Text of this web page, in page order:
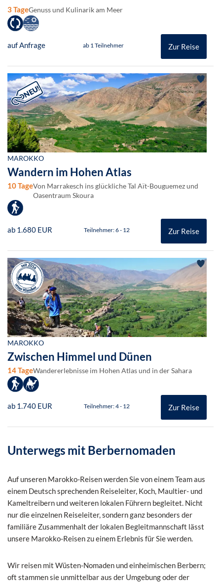
3 TageGenuss und Kulinarik am Meer
auf Anfrage ab 1 Teilnehmer Zur Reise
MAROKKO
Wandern im Hohen Atlas
10 TageVon Marrakesch ins glückliche Tal Aït-Bouguemez und
Oasentraum Skoura
ab 1.680 EUR Teilnehmer: 6 - 12 Zur Reise
MAROKKO
Zwischen Himmel und Dünen
14 TageWandererlebnisse im Hohen Atlas und in der Sahara
ab 1.740 EUR Teilnehmer: 4 - 12 Zur Reise
Unterwegs mit Berbernomaden
Auf unseren Marokko-Reisen werden Sie von einem Team aus
einem Deutsch sprechenden Reiseleiter, Koch, Maultier- und
Kameltreibern und weiteren lokalen Führern begleitet. Nicht
nur die einzelnen Reiseleiter, sondern ganz besonders der
familiäre Zusammenhalt der lokalen Begleitmannschaft lässt
unsere Marokko-Reisen zu einem Erlebnis für Sie werden.
Wir reisen mit Wüsten-Nomaden und einheimischen Berbern;
oft stammen sie unmittelbar aus der Umgebung oder der